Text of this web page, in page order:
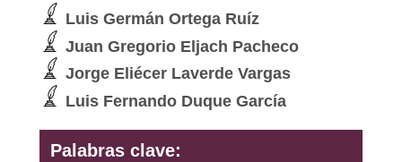
Luis Germán Ortega Ruíz
Juan Gregorio Eljach Pacheco
Jorge Eliécer Laverde Vargas
Luis Fernando Duque García
Palabras clave: